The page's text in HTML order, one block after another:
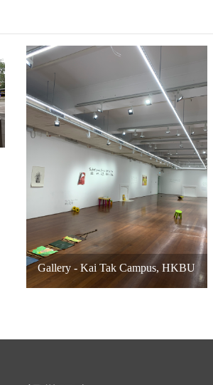
Gallery - Kai Tak Campus, HKBU